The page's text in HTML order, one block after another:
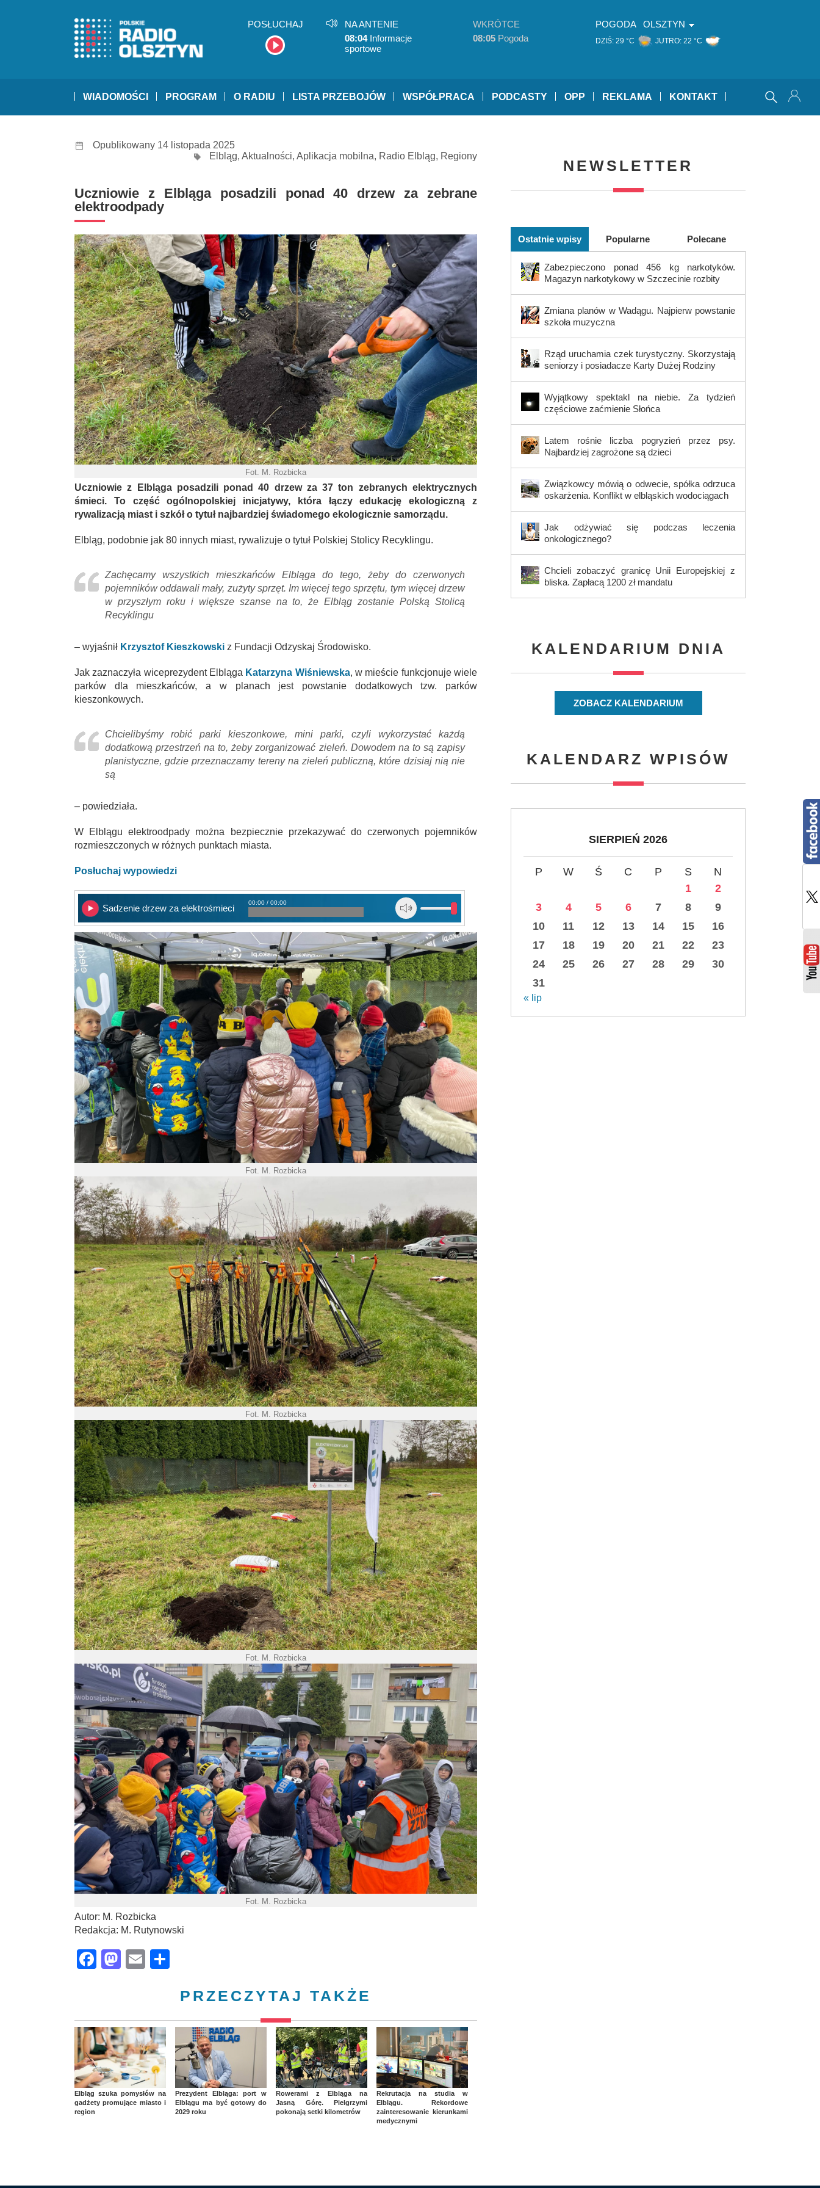
POSŁUCHAJ
NA ANTENIE
08:04Informacje
sportowe
WKRÓTCE
08:05 Pogoda
POGODA OLSZTYN
DZIŚ: 29 °C JUTRO: 22 °C
WIADOMOŚCI PROGRAM O RADIU LISTA PRZEBOJÓW WSPÓŁPRACA PODCASTY OPP REKLAMA KONTAKT
Opublikowany 14 listopada 2025
Elbląg, Aktualności, Aplikacja mobilna, Radio Elbląg, Regiony
Uczniowie z Elbląga posadzili ponad 40 drzew za zebrane
elektroodpady
Fot. M. Rozbicka
Uczniowie z Elbląga posadzili ponad 40 drzew za 37 ton zebranych elektrycznych
śmieci. To część ogólnopolskiej inicjatywy, która łączy edukację ekologiczną z
rywalizacją miast i szkół o tytuł najbardziej świadomego ekologicznie samorządu.
Elbląg, podobnie jak 80 innych miast, rywalizuje o tytuł Polskiej Stolicy Recyklingu.
Zachęcamy wszystkich mieszkańców Elbląga do tego, żeby do czerwonych
pojemników oddawali mały, zużyty sprzęt. Im więcej tego sprzętu, tym więcej drzew
w przyszłym roku i większe szanse na to, że Elbląg zostanie Polską Stolicą
Recyklingu
– wyjaśnił Krzysztof Kieszkowski z Fundacji Odzyskaj Środowisko.
Jak zaznaczyła wiceprezydent Elbląga Katarzyna Wiśniewska, w mieście funkcjonuje wiele
parków dla mieszkańców, a w planach jest powstanie dodatkowych tzw. parków
kieszonkowych.
Chcielibyśmy robić parki kieszonkowe, mini parki, czyli wykorzystać każdą
dodatkową przestrzeń na to, żeby zorganizować zieleń. Dowodem na to są zapisy
planistyczne, gdzie przeznaczamy tereny na zieleń publiczną, które dzisiaj nią nie
są
– powiedziała.
W Elblągu elektroodpady można bezpiecznie przekazywać do czerwonych pojemników
rozmieszczonych w różnych punktach miasta.
Posłuchaj wypowiedzi
Sadzenie drzew za elektrośmieci
00:00 / 00:00
Fot. M. Rozbicka
Fot. M. Rozbicka
Fot. M. Rozbicka
Fot. M. Rozbicka
Autor: M. Rozbicka
Redakcja: M. Rutynowski
Facebook
Mastodon
Email
PRZECZYTAJ TAKŻE
Elbląg szuka pomysłów na
gadżety promujące miasto i
region
Prezydent Elbląga: port w
Elblągu ma być gotowy do
2029 roku
Rowerami z Elbląga na
Jasną Górę. Pielgrzymi
pokonają setki kilometrów
Rekrutacja na studia w
Elblągu. Rekordowe
zainteresowanie kierunkami
medycznymi
NEWSLETTER
Ostatnie wpisy Popularne Polecane
Zabezpieczono ponad 456 kg narkotyków.
Magazyn narkotykowy w Szczecinie rozbity
Zmiana planów w Wadągu. Najpierw powstanie
szkoła muzyczna
Rząd uruchamia czek turystyczny. Skorzystają
seniorzy i posiadacze Karty Dużej Rodziny
Wyjątkowy spektakl na niebie. Za tydzień
częściowe zaćmienie Słońca
Latem rośnie liczba pogryzień przez psy.
Najbardziej zagrożone są dzieci
Związkowcy mówią o odwecie, spółka odrzuca
oskarżenia. Konflikt w elbląskich wodociągach
Jak odżywiać się podczas leczenia
onkologicznego?
Chcieli zobaczyć granicę Unii Europejskiej z
bliska. Zapłacą 1200 zł mandatu
KALENDARIUM DNIA
ZOBACZ KALENDARIUM
KALENDARZ WPISÓW
SIERPIEŃ 2026
P W Ś C P S
N
1
2
3
4 5 6 7 8
9
10
11 12 13 14 15
16
17
18 19 20 21 22
23
24
25 26 27 28 29
30
31
« lip